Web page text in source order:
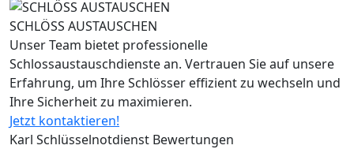
SCHLÖSS AUSTAUSCHEN
Unser Team bietet professionelle
Schlossaustauschdienste an. Vertrauen Sie auf unsere
Erfahrung, um Ihre Schlösser effizient zu wechseln und
Ihre Sicherheit zu maximieren.
Jetzt kontaktieren!
Karl Schlüsselnotdienst Bewertungen